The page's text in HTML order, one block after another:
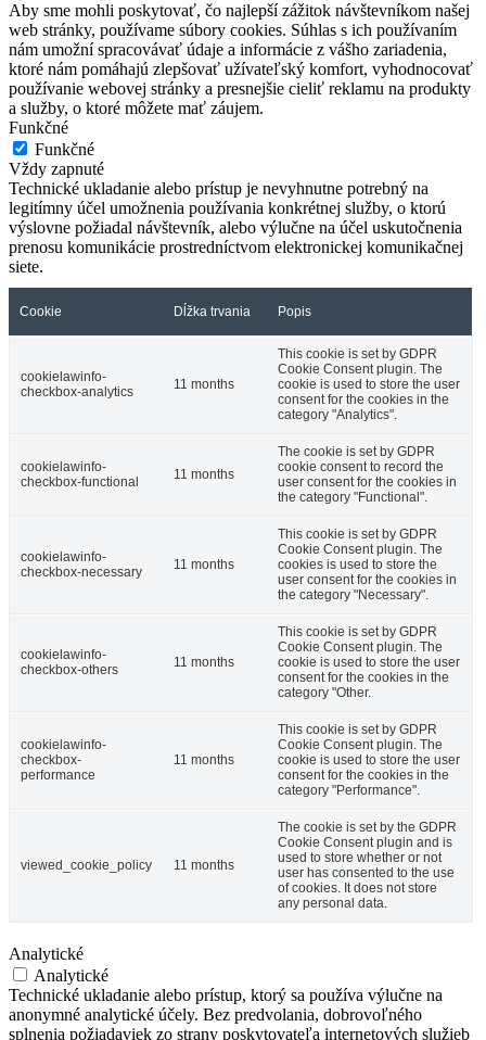
Aby sme mohli poskytovať, čo najlepší zážitok návštevníkom našej
web stránky, používame súbory cookies. Súhlas s ich používaním
nám umožní spracovávať údaje a informácie z vášho zariadenia,
ktoré nám pomáhajú zlepšovať užívateľský komfort, vyhodnocovať
používanie webovej stránky a presnejšie cieliť reklamu na produkty
a služby, o ktoré môžete mať záujem.
Funkčné
Funkčné
Vždy zapnuté
Technické ukladanie alebo prístup je nevyhnutne potrebný na
legitímny účel umožnenia používania konkrétnej služby, o ktorú
výslovne požiadal návštevník, alebo výlučne na účel uskutočnenia
prenosu komunikácie prostredníctvom elektronickej komunikačnej
siete.
Cookie Dĺžka trvania Popis
cookielawinfo-
checkbox-analytics
11 months
This cookie is set by GDPR
Cookie Consent plugin. The
cookie is used to store the user
consent for the cookies in the
category "Analytics".
cookielawinfo-
checkbox-functional
11 months
The cookie is set by GDPR
cookie consent to record the
user consent for the cookies in
the category "Functional".
cookielawinfo-
checkbox-necessary
11 months
This cookie is set by GDPR
Cookie Consent plugin. The
cookies is used to store the
user consent for the cookies in
the category "Necessary".
cookielawinfo-
checkbox-others
11 months
This cookie is set by GDPR
Cookie Consent plugin. The
cookie is used to store the user
consent for the cookies in the
category "Other.
cookielawinfo-
checkbox-
performance
11 months
This cookie is set by GDPR
Cookie Consent plugin. The
cookie is used to store the user
consent for the cookies in the
category "Performance".
viewed_cookie_policy 11 months
The cookie is set by the GDPR
Cookie Consent plugin and is
used to store whether or not
user has consented to the use
of cookies. It does not store
any personal data.
Analytické
Analytické
Technické ukladanie alebo prístup, ktorý sa používa výlučne na
anonymné analytické účely. Bez predvolania, dobrovoľného
splnenia požiadaviek zo strany poskytovateľa internetových služieb